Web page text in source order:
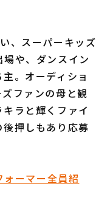
、スーパーキッズ
や、ダンスイン
。オーディショ
ファンの母と観
ラと輝くファイ
押しもあり応募
ォーマー全員紹